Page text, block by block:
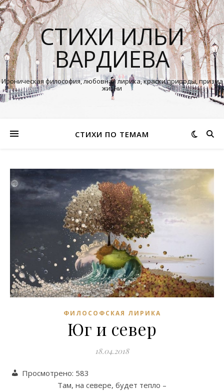
СТИХИ ИЛЬИ
ВАРДИЕВА
Ироническая философия, любовная лирика, краски природы, призма
жизни
СТИХИ ПО ТЕМАМ
ФИЛОСОФСКАЯ ЛИРИКА
Юг и север
18.04.2018
Просмотрено: 583
Там, на севере, будет тепло –